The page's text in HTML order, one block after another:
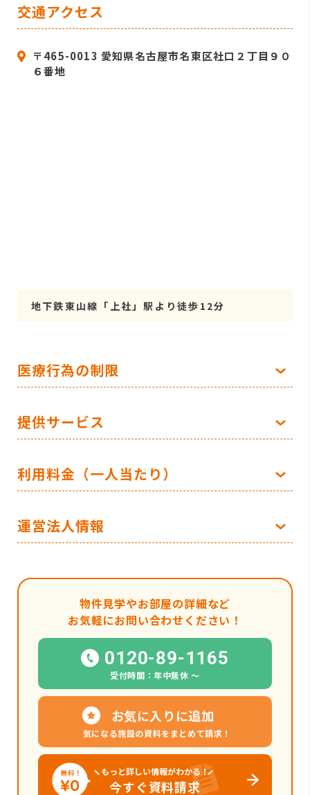
交通アクセス
〒465-0013 愛知県名古屋市名東区社口２丁目９０
６番地
地下鉄東山線「上社」駅より徒歩12分
医療行為の制限
提供サービス
利用料金（一人当たり）
運営法人情報
物件見学やお部屋の詳細など
お気軽にお問い合わせください！
0120-89-1165
受付時間：年中無休 〜
お気に入りに追加
気になる施設の資料をまとめて請求！
もっと詳しい情報がわかる！
今すぐ資料請求